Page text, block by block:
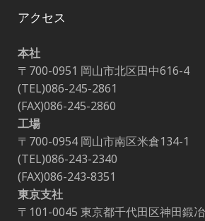
アクセス
本社
〒700-0951 岡山市北区田中616-4
(TEL)086-245-2861
(FAX)086-245-2860
工場
〒700-0954 岡山市南区米倉134-1
(TEL)086-243-2340
(FAX)086-243-8351
東京支社
〒101-0045 東京都千代田区神田鍛